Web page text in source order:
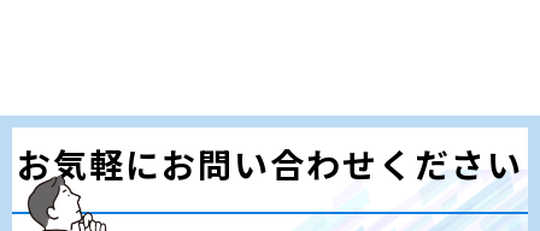
お気軽にお問い合わせください